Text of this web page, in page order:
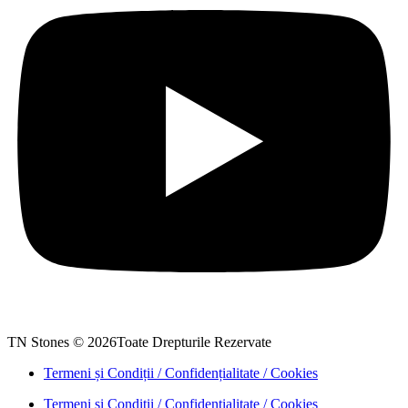
TN Stones © 2026Toate Drepturile Rezervate
Termeni și Condiții / Confidențialitate / Cookies
Termeni și Condiții / Confidențialitate / Cookies